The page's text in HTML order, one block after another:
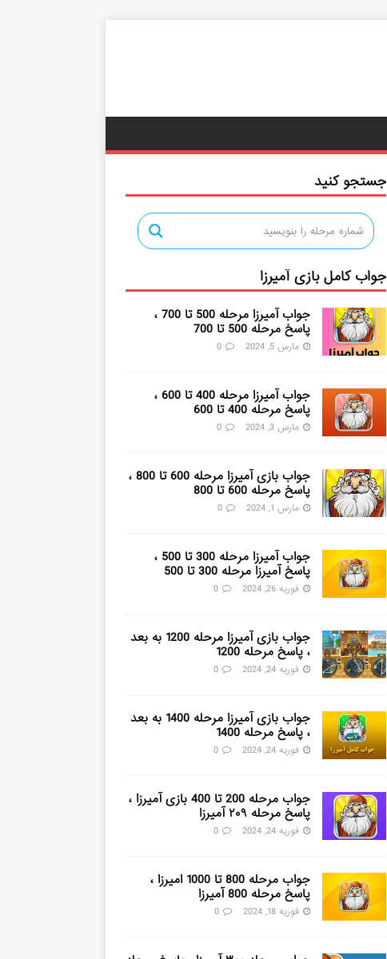
جستجو کنید
جواب کامل بازی آمیرزا
جواب آمیرزا مرحله 500 تا 700 ،
پاسخ مرحله 500 تا 700
مارس 5, 2024 0
جواب آمیرزا مرحله 400 تا 600 ،
پاسخ مرحله 400 تا 600
مارس 3, 2024 0
جواب بازی آمیرزا مرحله 600 تا 800 ،
پاسخ مرحله 600 تا 800
مارس 1, 2024 0
جواب آمیرزا مرحله 300 تا 500 ،
پاسخ آمیرزا مرحله 300 تا 500
فوریه 26, 2024 0
جواب بازی آمیرزا مرحله 1200 به بعد
، پاسخ مرحله 1200
فوریه 24, 2024 0
جواب بازی آمیرزا مرحله 1400 به بعد
، پاسخ مرحله 1400
فوریه 24, 2024 0
جواب مرحله 200 تا 400 بازی آمیرزا ،
پاسخ مرحله ۲۰۹ آمیرزا
فوریه 24, 2024 0
جواب مرحله 800 تا 1000 امیرزا ،
پاسخ مرحله 800 آمیرزا
فوریه 18, 2024 0